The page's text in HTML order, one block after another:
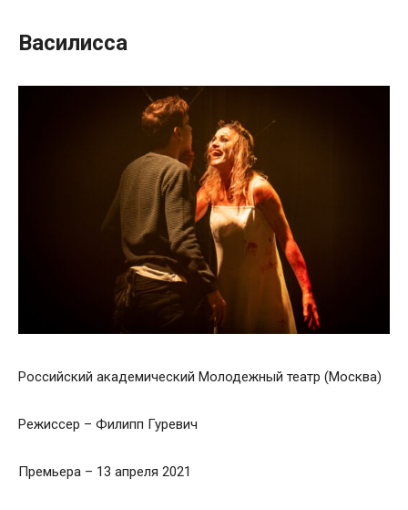
Василисса
Российский академический Молодежный театр (Москва)
Режиссер – Филипп Гуревич
Премьера – 13 апреля 2021